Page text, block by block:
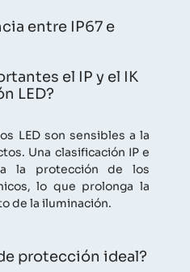
entre IP67 e
el IP y el IK
LED?
LED son sensibles a la
Una clasificación IP e
la protección de los
lo que prolonga la
de la iluminación.
protección ideal?